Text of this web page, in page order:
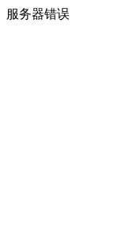
服务器错误